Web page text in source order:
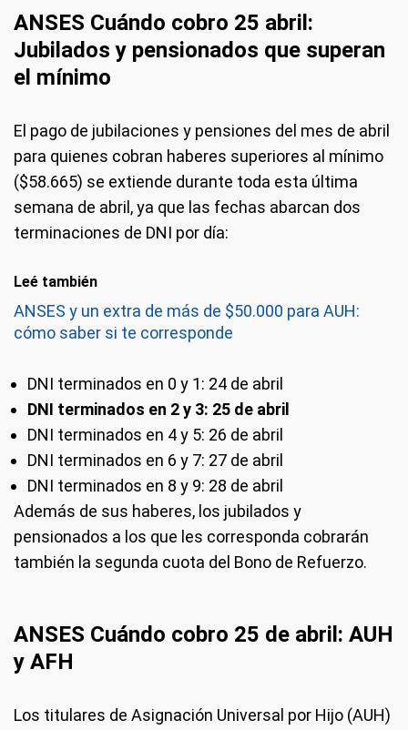
ANSES Cuándo cobro 25 abril:
Jubilados y pensionados que superan
el mínimo
El pago de jubilaciones y pensiones del mes de abril
para quienes cobran haberes superiores al mínimo
($58.665) se extiende durante toda esta última
semana de abril, ya que las fechas abarcan dos
terminaciones de DNI por día:
Leé también
ANSES y un extra de más de $50.000 para AUH:
cómo saber si te corresponde
DNI terminados en 0 y 1: 24 de abril
DNI terminados en 2 y 3: 25 de abril
DNI terminados en 4 y 5: 26 de abril
DNI terminados en 6 y 7: 27 de abril
DNI terminados en 8 y 9: 28 de abril
Además de sus haberes, los jubilados y
pensionados a los que les corresponda cobrarán
también la segunda cuota del Bono de Refuerzo.
ANSES Cuándo cobro 25 de abril: AUH
y AFH
Los titulares de Asignación Universal por Hijo (AUH)